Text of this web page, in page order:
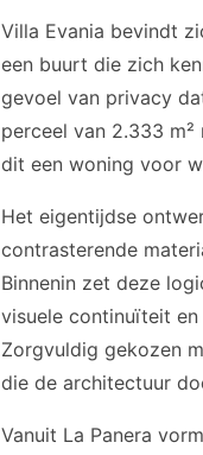
Villa Evania bevindt
een buurt die zich
gevoel van privacy
perceel van 2.333
dit een woning voor
Het eigentijdse
contrasterende
Binnenin zet deze
visuele continuïteit
Zorgvuldig gekozen
die de architectuur
Vanuit La Panera